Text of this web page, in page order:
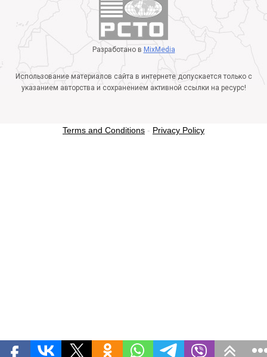
Разработано в MixMedia
Использование материалов сайта в интернете допускается только с
указанием авторства и сохранением активной ссылки на ресурс!
Terms and Conditions - Privacy Policy